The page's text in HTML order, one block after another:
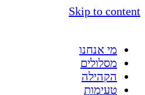
Skip to content
מי אנחנו
מסלולים
הקהילה
טעימות